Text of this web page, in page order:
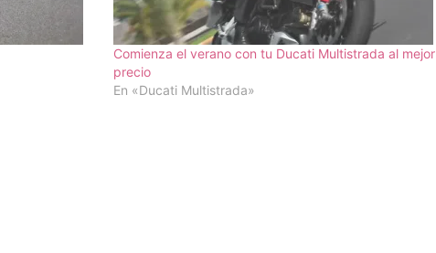
Comienza el verano con tu Ducati Multistrada al mejor
precio
En «Ducati Multistrada»